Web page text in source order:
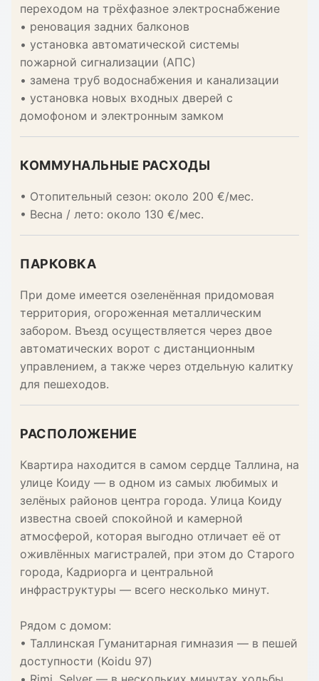
переходом на трёхфазное электроснабжение
• реновация задних балконов
• установка автоматической системы
пожарной сигнализации (АПС)
• замена труб водоснабжения и канализации
• установка новых входных дверей с
домофоном и электронным замком
КОММУНАЛЬНЫЕ РАСХОДЫ
• Отопительный сезон: около 200 €/мес.
• Весна / лето: около 130 €/мес.
ПАРКОВКА
При доме имеется озеленённая придомовая
территория, огороженная металлическим
забором. Въезд осуществляется через двое
автоматических ворот с дистанционным
управлением, а также через отдельную калитку
для пешеходов.
РАСПОЛОЖЕНИЕ
Квартира находится в самом сердце Таллина, на
улице Коиду — в одном из самых любимых и
зелёных районов центра города. Улица Коиду
известна своей спокойной и камерной
атмосферой, которая выгодно отличает её от
оживлённых магистралей, при этом до Старого
города, Кадриорга и центральной
инфраструктуры — всего несколько минут.
Рядом с домом:
• Таллинская Гуманитарная гимназия — в пешей
доступности (Koidu 97)